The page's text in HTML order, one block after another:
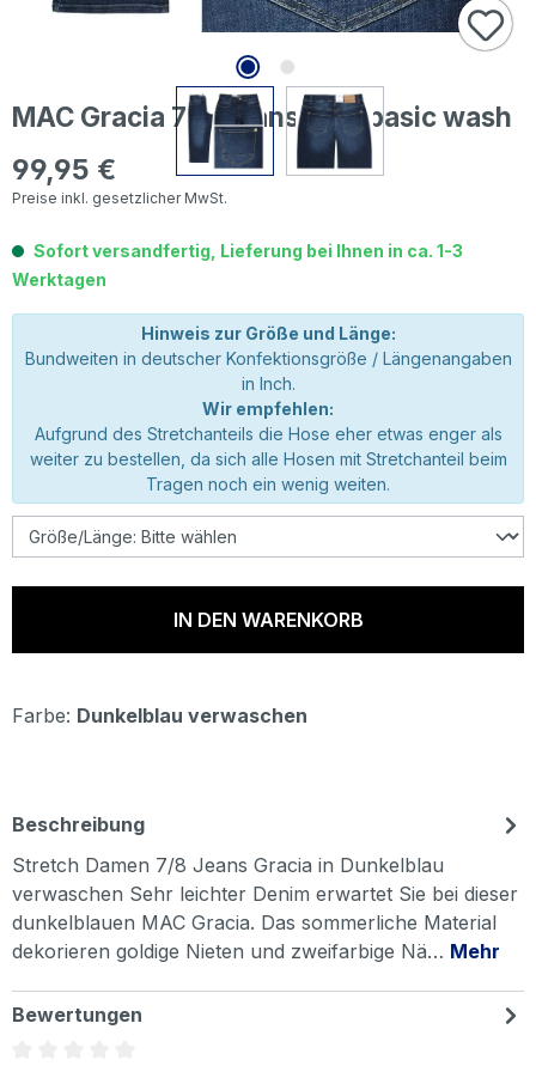
MAC Gracia 7/8 Jeans new basic wash
Regulärer Preis:
99,95 €
Preise inkl. gesetzlicher MwSt.
Sofort versandfertig, Lieferung bei Ihnen in ca. 1-3
Werktagen
Hinweis zur Größe und Länge:
Bundweiten in deutscher Konfektionsgröße / Längenangaben
in Inch.
Wir empfehlen:
Aufgrund des Stretchanteils die Hose eher etwas enger als
weiter zu bestellen, da sich alle Hosen mit Stretchanteil beim
Tragen noch ein wenig weiten.
IN DEN WARENKORB
Farbe: Dunkelblau verwaschen
Beschreibung
Stretch Damen 7/8 Jeans Gracia in Dunkelblau
verwaschen Sehr leichter Denim erwartet Sie bei dieser
dunkelblauen MAC Gracia. Das sommerliche Material
dekorieren goldige Nieten und zweifarbige Nä… Mehr
Bewertungen